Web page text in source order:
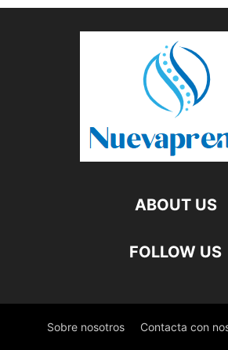
ABOUT US
FOLLOW US
Sobre nosotros Contacta con